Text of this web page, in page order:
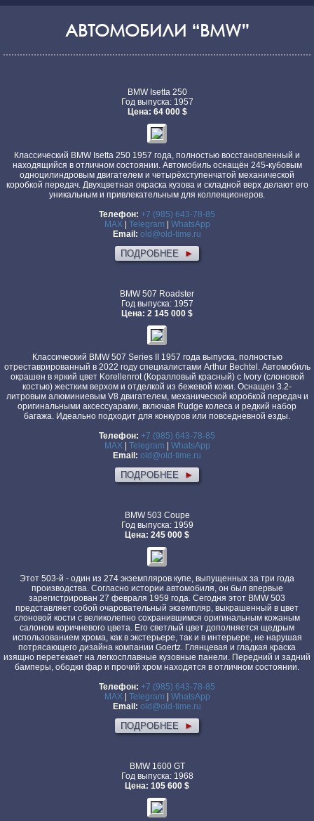
АВТОМОБИЛИ “BMW”
BMW Isetta 250
Год выпуска: 1957
Цена: 64 000 $
Классический BMW Isetta 250 1957 года, полностью восстановленный и
находящийся в отличном состоянии. Автомобиль оснащён 245-кубовым
одноцилиндровым двигателем и четырёхступенчатой механической
коробкой передач. Двухцветная окраска кузова и складной верх делают его
уникальным и привлекательным для коллекционеров.
Телефон: +7 (985) 643-78-85
MAX| Telegram
WhatsApp
Email: old@old-time.ru
ПОДРОБНЕЕ ►
BMW 507 Roadster
Год выпуска: 1957
Цена: 2 145 000 $
Классический BMW 507 Series II 1957 года выпуска, полностью
отреставрированный в 2022 году специалистами Arthur Bechtel. Автомобиль
окрашен в яркий цвет Korellenrot (Коралловый красный) с Ivory (слоновой
костью) жестким верхом и отделкой из бежевой кожи. Оснащен 3.2-
литровым алюминиевым V8 двигателем, механической коробкой передач и
оригинальными аксессуарами, включая Rudge колеса и редкий набор
багажа. Идеально подходит для конкуров или повседневной езды.
Телефон: +7 (985) 643-78-85
MAX| Telegram
WhatsApp
Email: old@old-time.ru
ПОДРОБНЕЕ ►
BMW 503 Coupe
Год выпуска: 1959
Цена: 245 000 $
Этот 503-й - один из 274 экземпляров купе, выпущенных за три года
производства. Согласно истории автомобиля, он был впервые
зарегистрирован 27 февраля 1959 года. Сегодня этот BMW 503
представляет собой очаровательный экземпляр, выкрашенный в цвет
слоновой кости с великолепно сохранившимся оригинальным кожаным
салоном коричневого цвета. Его светлый цвет дополняется щедрым
использованием хрома, как в экстерьере, так и в интерьере, не нарушая
потрясающего дизайна компании Goertz. Глянцевая и гладкая краска
изящно перетекает на легкосплавные кузовные панели. Передний и задний
бамперы, ободки фар и прочий хром находятся в отличном состоянии.
Телефон: +7 (985) 643-78-85
MAX| Telegram
WhatsApp
Email: old@old-time.ru
ПОДРОБНЕЕ ►
BMW 1600 GT
Год выпуска: 1968
Цена: 105 600 $